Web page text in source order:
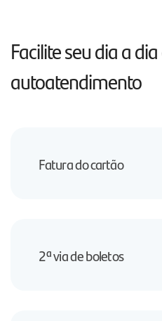
Facilite seu dia a
autoatendimento
Fatura do cartão
2ª via de boletos